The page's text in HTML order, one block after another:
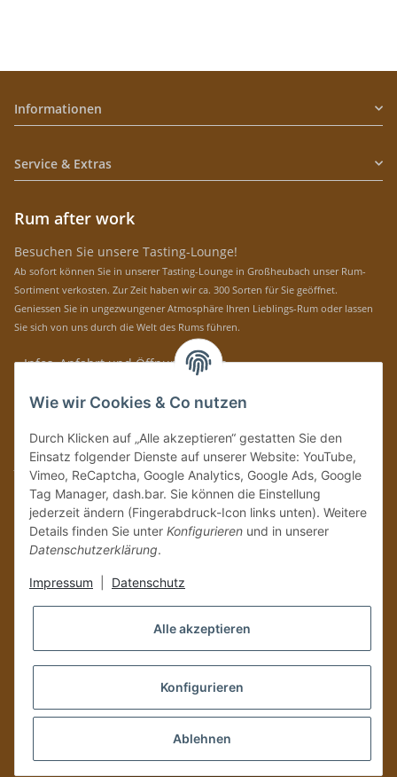
Informationen
Service & Extras
Rum after work
Besuchen Sie unsere Tasting-Lounge!
Ab sofort können Sie in unserer Tasting-Lounge in Großheubach unser Rum-
Sortiment verkosten. Zur Zeit haben wir ca. 300 Sorten für Sie geöffnet.
Geniessen Sie in ungezwungener Atmosphäre Ihren Lieblings-Rum oder lassen
Sie sich von uns durch die Welt des Rums führen.
» Infos, Anfahrt und Öffnungszeiten
Immer auf dem Laufenden mit unseren aktuellen Rum-News!
Bitte senden Sie mir entsprechend IhrerDatenschutzerklärung
regelmäßig und
jederzeit widerruflich Informationen zu Ihrem Produktsortiment per E-Mail zu.
Vertrag widerrufen
Alle Preise inkl. gesetzlicher USt., zzgl.
PayPal bei Kubanischen Produkten nicht möglich.
Wie wir Cookies & Co nutzen
Durch Klicken auf „Alle akzeptieren“ gestatten Sie den
Einsatz folgender Dienste auf unserer Website: YouTube,
Vimeo, ReCaptcha, Google Analytics, Google Ads, Google
Tag Manager, dash.bar. Sie können die Einstellung
jederzeit ändern (Fingerabdruck-Icon links unten). Weitere
Details finden Sie unter Konfigurieren und in unserer
Datenschutzerklärung.
Impressum Datenschutz
Alle akzeptieren
Konfigurieren
Ablehnen